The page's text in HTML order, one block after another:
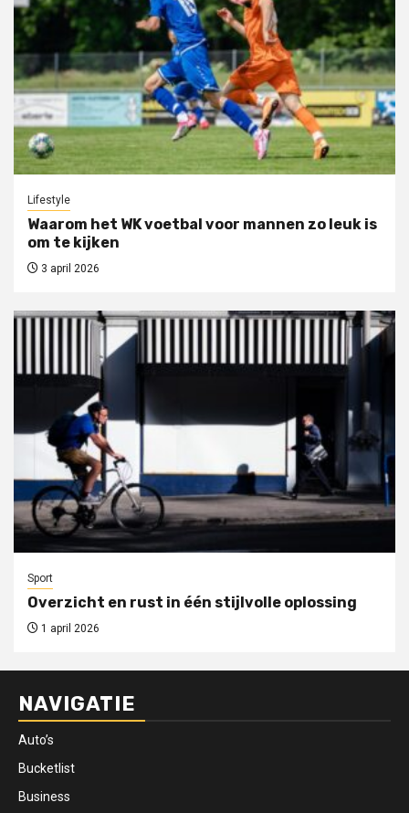
Lifestyle
Waarom het WK voetbal voor mannen zo leuk is
om te kijken
3 april 2026
Sport
Overzicht en rust in één stijlvolle oplossing
1 april 2026
NAVIGATIE
Auto’s
Bucketlist
Business